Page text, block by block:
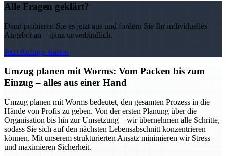
Alle Fragen geklärt?
Dann probieren Sie es jetzt aus und fordern Sie Ihr individuelles
Angebot an – ganz unverbindlich.
Jetzt Anfrage starten
Umzug planen mit Worms: Vom Packen bis zum
Einzug – alles aus einer Hand
Umzug planen mit Worms bedeutet, den gesamten Prozess in die
Hände von Profis zu geben. Von der ersten Planung über die
Organisation bis hin zur Umsetzung – wir übernehmen alle Schritte,
sodass Sie sich auf den nächsten Lebensabschnitt konzentrieren
können. Mit unserem strukturierten Ansatz minimieren wir Stress
und maximieren Sicherheit.